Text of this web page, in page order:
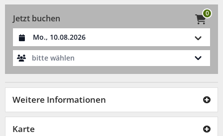
Jetzt buchen 0
Datum auswählen
bitte wählen
Weitere Informationen
Karte